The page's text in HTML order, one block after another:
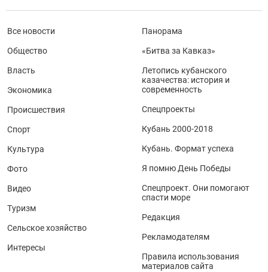
Все новости
Общество
Власть
Экономика
Происшествия
Спорт
Культура
Фото
Видео
Туризм
Сельское хозяйство
Интересы
Панорама
«Битва за Кавказ»
Летопись кубанского
казачества: история и
современность
Спецпроекты
Кубань 2000-2018
Кубань. Формат успеха
Я помню День Победы
Спецпроект. Они помогают
спасти море
Редакция
Рекламодателям
Правила использования
материалов сайта